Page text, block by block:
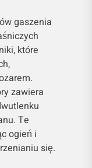
gaszenia
które
zawiera
Te
ogień i
się.